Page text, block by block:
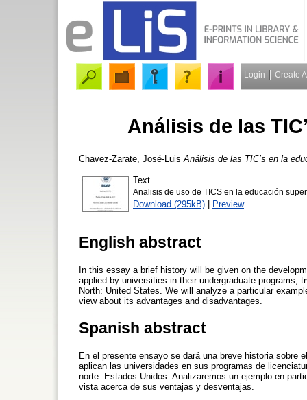
Login Create
Análisis de las
Chavez-Zarate, José-Luis Análisis de las TIC’s en la
Text
Analisis de uso de TICS en la educación
Download (295kB) | Preview
English abstract
In this essay a brief history will be given on the
applied by universities in their undergraduate programs,
North: United States. We will analyze a particular
view about its advantages and disadvantages.
Spanish abstract
En el presente ensayo se dará una breve historia
aplican las universidades en sus programas de
norte: Estados Unidos. Analizaremos un ejemplo en
vista acerca de sus ventajas y desventajas.